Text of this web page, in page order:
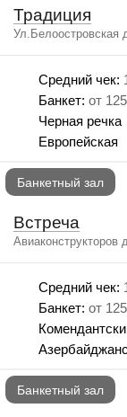
Традиция
Ул.Белоостровская
Средний чек:
Банкет: от
Черная речка
Европейская
Банкетный зал
Встреча
Авиаконструкторов
Средний чек:
Банкет: от
Банкетный зал